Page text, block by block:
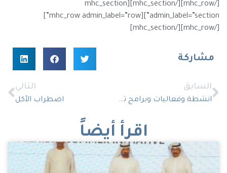
[/mhc_row][/mhc_section][mhc_section
admin_label=”section”][mhc_row admin_label=”row”]
[/mhc_row][/mhc_section]
مشاركة
السابق
انشطة وفعاليات وبرامج تهتم بتحسين الصحة النفسية لدى مرضى مركز احتواء
التالي
اضطراب الأكل
اقرأ أيضاً